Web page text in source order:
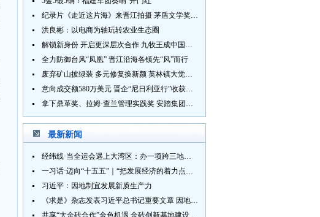
纪录片《走近这片海》来晋江拍摄 茅盾文学奖得主麦家探寻晋江“海海”人生
洪良彬：以电商为轴玩转农业生态圈
解锁新身份 开启更深层次合作 九牧王成中国奥委会官方赞助商
全力防御台风“凤凰” 晋江沿海各镇先“风”而行
废弃矿山披绿装 多元修复换新颜 英林镇大觉山片区废弃矿山生态修复项目通过验收
意向成交额580万美元 晋企“尼日利亚行”收获满满
拿下鼎革奖、拉姆·查兰管理实践奖 安踏集团获企业管理权威奖项
最新新闻
经纬线·当全运会遇上大湾区：办一项跨三地的赛事有多硬核？
一习话·迈向“十五五”｜“把发展经济的着力点放在实体经济上”
习近平：因地制宜发展新质生产力
《求是》杂志发表习近平总书记重要文章 因地制宜发展新质生产力
共享“大金砖合作”金色机遇 金砖创新基地建设成效显著